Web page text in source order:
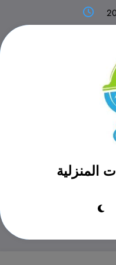
المنزلية